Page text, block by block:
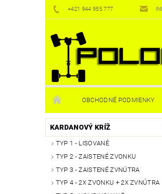
+421 944 955 777
OBCHODNÉ PODMIENKY
KARDANOVÝ KRÍŽ
TYP 1 - LISOVANÉ
TYP 2 - ZAISTENÉ ZVONKU
TYP 3 - ZAISTENÉ ZVNÚTRA
TYP 4 - 2X ZVONKU + 2X ZVNÚTRA